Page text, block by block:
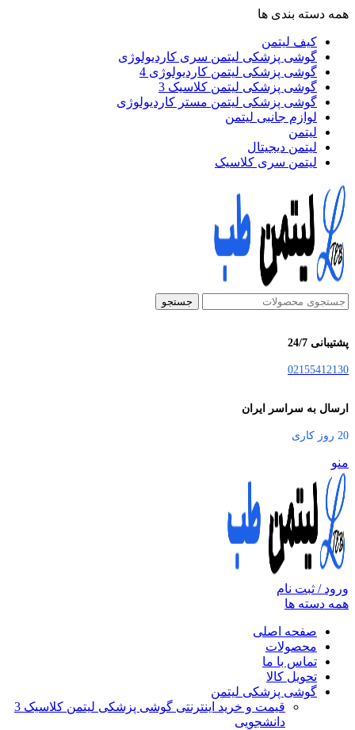
همه دسته بندی ها
کیف لیتمن
گوشی پزشکی لیتمن سری کاردیولوژی
گوشی پزشکی لیتمن کاردیولوژی 4
گوشی پزشکی لیتمن کلاسیک 3
گوشی پزشکی لیتمن مستر کاردیولوژی
لوازم جانبی لیتمن
لیتمن
لیتمن دیجیتال
لیتمن سری کلاسیک
جستجو
پشتیبانی 24/7
02155412130
ارسال به سراسر ایران
20 روز کاری
منو
ورود / ثبت نام
همه دسته ها
صفحه اصلی
محصولات
تماس با ما
تحویل کالا
گوشی پزشکی لیتمن
قیمت و خرید اینترنتی گوشی پزشکی لیتمن کلاسیک 3
دانشجویی